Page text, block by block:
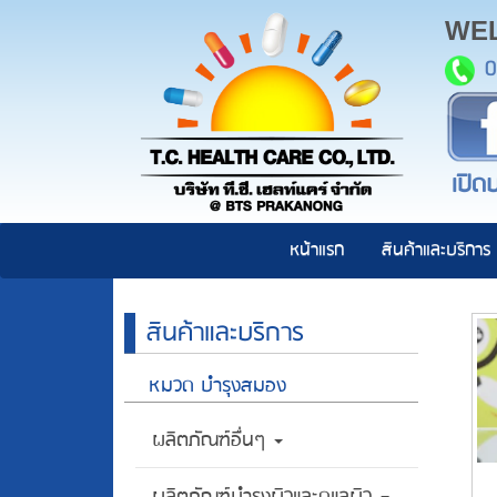
หน้าแรก สินค้าและบริการ
เปิ
สินค้าและบริการ
หมวด บำรุงสมอง
ผลิตภัณฑ์อื่นๆ